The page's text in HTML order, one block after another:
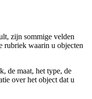
zijn sommige velden
rubriek waarin u objecten
de maat, het type, de
over het object dat u